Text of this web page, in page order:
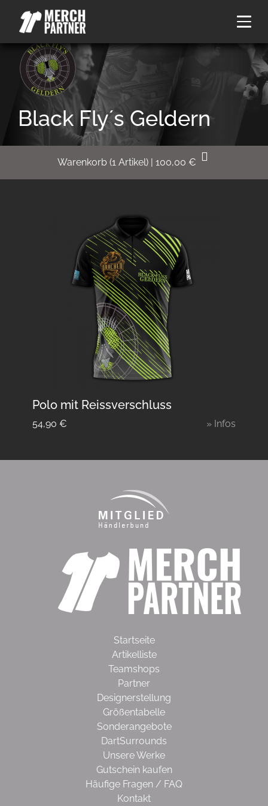
Black Fly´s Geldern
Warenkorb (1 Artikel) | 100,00 €
Polo mit Reissverschluss
54,90 € » Infos
Startseite
Artikelliste
Teamshops
Partner
Designerstellung
Größentabelle
Sonderangebote
DartSurrounds
Unsere Werke
Gutschein kaufen
Häufige Fragen / FAQ
Kontakt